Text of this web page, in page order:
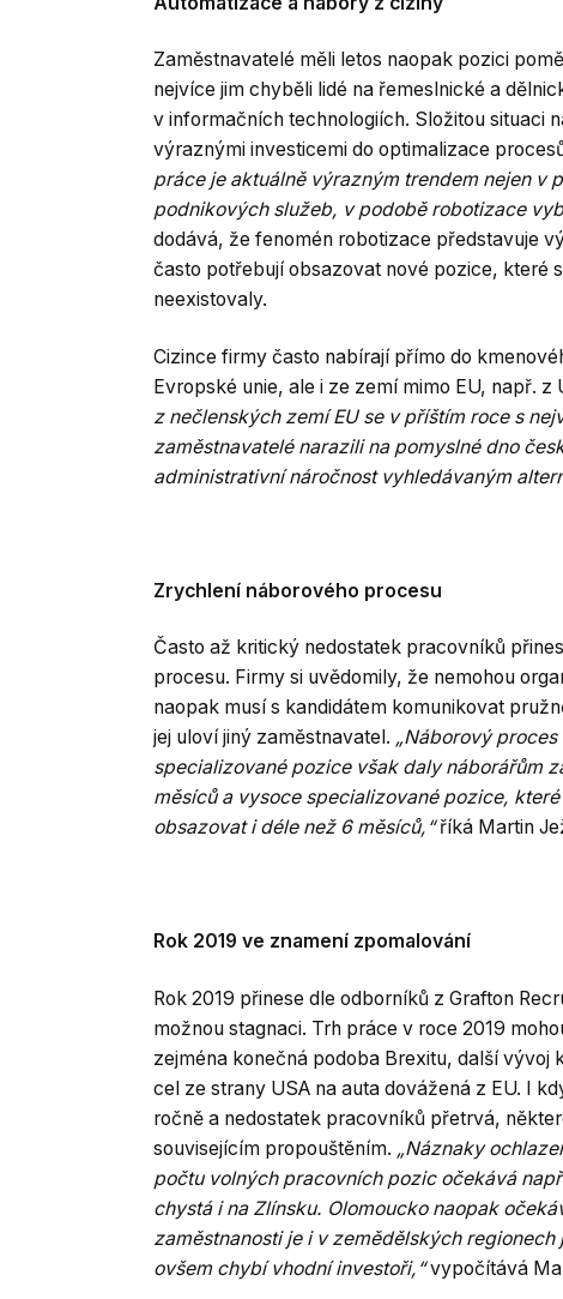
Zaměstnavatelé měli letos naopak pozici
nejvíce jim chyběli lidé na řemeslnické a
v informačních technologiích. Složitou situaci
výraznými investicemi do optimalizace
práce je aktuálně výrazným trendem nejen v
podnikových služeb, v podobě robotizace
dodává, že fenomén robotizace představuje
často potřebují obsazovat nové pozice, které
neexistovaly.
Cizince firmy často nabírají přímo do
Evropské unie, ale i ze zemí mimo EU, např. z
z nečlenských zemí EU se v příštím roce s
zaměstnavatelé narazili na pomyslné dno
administrativní náročnost vyhledávaným
Zrychlení náborového procesu
Často až kritický nedostatek pracovníků
procesu. Firmy si uvědomily, že nemohou
naopak musí s kandidátem komunikovat
jej uloví jiný zaměstnavatel. „Náborový
specializované pozice však daly náborářům
měsíců a vysoce specializované pozice,
obsazovat i déle než 6 měsíců,“říká Martin
Rok 2019 ve znamení zpomalování
Rok 2019 přinese dle odborníků z Grafton
možnou stagnaci. Trh práce v roce 2019
zejména konečná podoba Brexitu, další vývoj
cel ze strany USA na auta dovážená z EU. I
ročně a nedostatek pracovníků přetrvá,
souvisejícím propouštěním. „Náznaky
počtu volných pracovních pozic očekává
chystá i na Zlínsku. Olomoucko naopak
zaměstnanosti je i v zemědělských
ovšem chybí vhodní investoři,“vypočítává